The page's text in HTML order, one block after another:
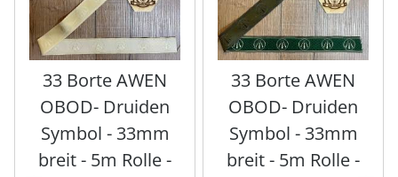
33 Borte AWEN
OBOD- Druiden
Symbol - 33mm
breit - 5m Rolle -
33 Borte AWEN
OBOD- Druiden
Symbol - 33mm
breit - 5m Rolle -